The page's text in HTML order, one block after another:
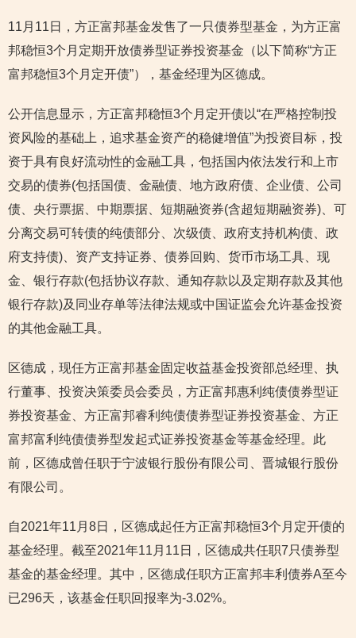
11月11日，方正富邦基金发售了一只债券型基金，为方正富
邦稳恒3个月定期开放债券型证券投资基金（以下简称“方正
富邦稳恒3个月定开债”），基金经理为区德成。
公开信息显示，方正富邦稳恒3个月定开债以“在严格控制投
资风险的基础上，追求基金资产的稳健增值”为投资目标，投
资于具有良好流动性的金融工具，包括国内依法发行和上市
交易的债券(包括国债、金融债、地方政府债、企业债、公司
债、央行票据、中期票据、短期融资券(含超短期融资券)、可
分离交易可转债的纯债部分、次级债、政府支持机构债、政
府支持债)、资产支持证券、债券回购、货币市场工具、现
金、银行存款(包括协议存款、通知存款以及定期存款及其他
银行存款)及同业存单等法律法规或中国证监会允许基金投资
的其他金融工具。
区德成，现任方正富邦基金固定收益基金投资部总经理、执
行董事、投资决策委员会委员，方正富邦惠利纯债债券型证
券投资基金、方正富邦睿利纯债债券型证券投资基金、方正
富邦富利纯债债券型发起式证券投资基金等基金经理。此
前，区德成曾任职于宁波银行股份有限公司、晋城银行股份
有限公司。
自2021年11月8日，区德成起任方正富邦稳恒3个月定开债的
基金经理。截至2021年11月11日，区德成共任职7只债券型
基金的基金经理。其中，区德成任职方正富邦丰利债券A至今
已296天，该基金任职回报率为-3.02%。